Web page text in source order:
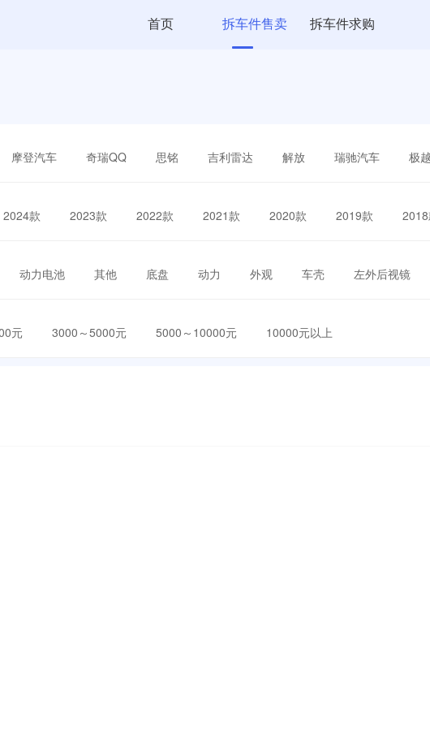
首页 拆车件售卖 拆车件求购
摩登汽车 奇瑞QQ 思铭 吉利雷达 解放 瑞驰汽车 极
2024款 2023款 2022款 2021款 2020款 2019款
动力电池 其他 底盘 动力 外观 车壳 左外后视镜
元 3000～5000元 5000～10000元 10000元以上